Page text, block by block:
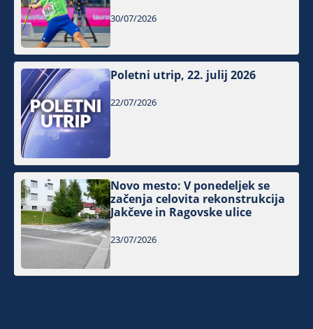
30/07/2026
Poletni utrip, 22. julij 2026
22/07/2026
Novo mesto: V ponedeljek se
začenja celovita rekonstrukcija
Jakčeve in Ragovske ulice
23/07/2026